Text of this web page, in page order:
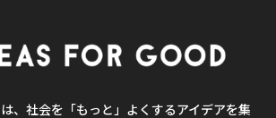
、社会を「もっと」よくするアイデアを集